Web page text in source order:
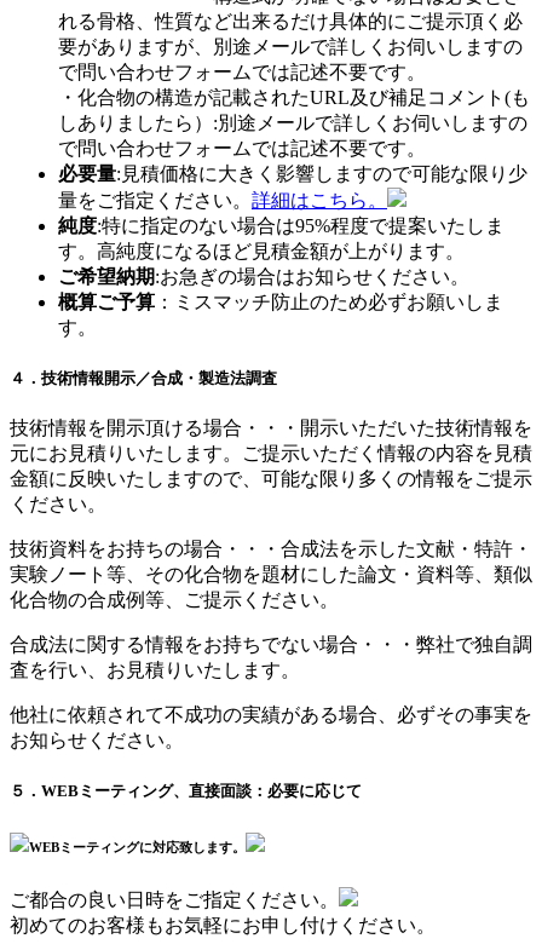
れる骨格、性質など出来るだけ具体的にご提示頂く必
要がありますが、別途メールで詳しくお伺いしますの
で問い合わせフォームでは記述不要です。
・化合物の構造が記載されたURL及び補足コメント(も
しありましたら）:別途メールで詳しくお伺いしますの
で問い合わせフォームでは記述不要です。
必要量:見積価格に大きく影響しますので可能な限り少
量をご指定ください。 詳細はこちら。
純度:特に指定のない場合は95%程度で提案いたしま
す。高純度になるほど見積金額が上がります。
ご希望納期:お急ぎの場合はお知らせください。
概算ご予算 ：ミスマッチ防止のため必ずお願いしま
す。
４．技術情報開示／合成・製造法調査
技術情報を開示頂ける場合・・・開示いただいた技術情報を
元にお見積りいたします。ご提示いただく情報の内容を見積
金額に反映いたしますので、可能な限り多くの情報をご提示
ください。
技術資料をお持ちの場合・・・合成法を示した文献・特許・
実験ノート等、その化合物を題材にした論文・資料等、類似
化合物の合成例等、ご提示ください。
合成法に関する情報をお持ちでない場合・・・弊社で独自調
査を行い、お見積りいたします。
他社に依頼されて不成功の実績がある場合、必ずその事実を
お知らせください。
５．WEBミーティング、直接面談：必要に応じて
WEBミーティングに対応致します。
ご都合の良い日時をご指定ください。
初めてのお客様もお気軽にお申し付けください。